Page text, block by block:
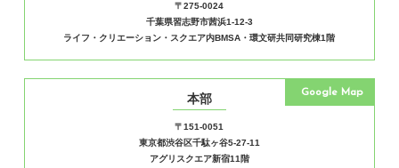
〒275-0024
千葉県習志野市茜浜1-12-3
ライフ・クリエーション・スクエア内BMSA・環文研共同研究棟1階
本部
〒151-0051
東京都渋谷区千駄ヶ谷5-27-11
アグリスクエア新宿11階
Google Map